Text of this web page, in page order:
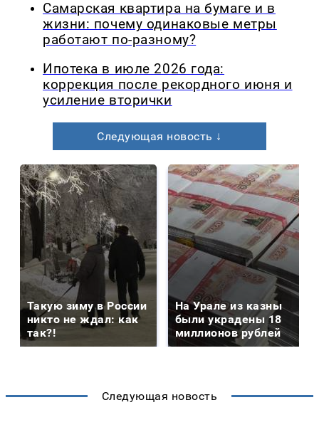
Самарская квартира на бумаге и в
жизни: почему одинаковые метры
работают по-разному?
Ипотека в июле 2026 года:
коррекция после рекордного июня и
усиление вторички
Следующая новость ↓
Такую зиму в России
никто не ждал: как
так?!
На Урале из казны
были украдены 18
миллионов рублей
Следующая новость